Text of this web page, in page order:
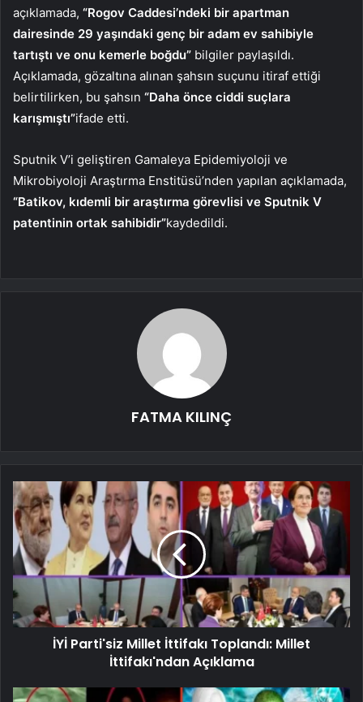
açıklamada, “Rogov Caddesi’ndeki bir apartman
dairesinde 29 yaşındaki genç bir adam ev sahibiyle
tartıştı ve onu kemerle boğdu” bilgiler paylaşıldı.
Açıklamada, gözaltına alınan şahsın suçunu itiraf ettiği
belirtilirken, bu şahsın “Daha önce ciddi suçlara
karışmıştı”ifade etti.
Sputnik V’i geliştiren Gamaleya Epidemiyoloji ve
Mikrobiyoloji Araştırma Enstitüsü’nden yapılan açıklamada,
“Batikov, kıdemli bir araştırma görevlisi ve Sputnik V
patentinin ortak sahibidir”kaydedildi.
FATMA KILINÇ
İYİ Parti'siz Millet İttifakı Toplandı: Millet
İttifakı'ndan Açıklama